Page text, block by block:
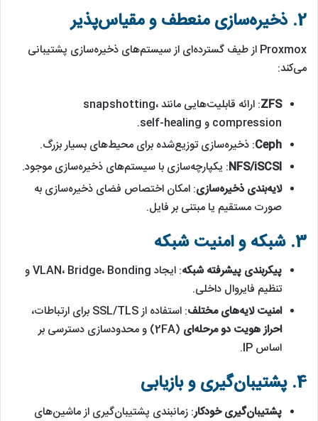
2. ذخیره‌سازی منعطف و مقیاس‌پذیر
Proxmox از طیف گسترده‌ای از سیستم‌های ذخیره‌سازی پشتیبانی
می‌کند:
ZFS
: ارائه قابلیت‌هایی مانند snapshotting،
compression و self-healing.
Ceph: ذخیره‌سازی توزیع‌شده برای محیط‌های بسیار بزرگ.
NFS/iSCSI: یکپارچه‌سازی با سیستم‌های ذخیره‌سازی موجود.
لایه‌بندی ذخیره‌سازی: امکان اختصاص فضای ذخیره‌سازی به
صورت مستقیم یا مبتنی بر فایل.
3. شبکه و امنیت شبکه
پیکربندی پیشرفته شبکه
: ایجاد VLAN، Bridge، Bonding و
تنظیم فایروال داخلی.
امنیت لایه‌های مختلف: استفاده از SSL/TLS برای ارتباطات،
احراز هویت دو مرحله‌ای
(2FA) و محدودسازی دسترسی بر
اساس IP.
4. پشتیبان‌گیری و بازیابی
پشتیبان‌گیری خودکار: زمانبندی پشتیبان‌گیری از ماشین‌های